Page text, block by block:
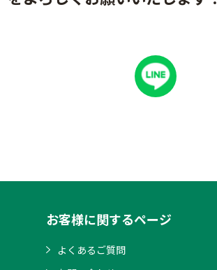
お客様に関するページ
よくあるご質問